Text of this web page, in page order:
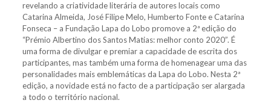
revelando a criatividade literária de autores locais como
Catarina Almeida, José Filipe Melo, Humberto Fonte e Catarina
Fonseca – a Fundação Lapa do Lobo promove a 2ª edição do
“Prémio Albertino dos Santos Matias: melhor conto 2020”. É
uma forma de divulgar e premiar a capacidade de escrita dos
participantes, mas também uma forma de homenagear uma das
personalidades mais emblemáticas da Lapa do Lobo. Nesta 2ª
edição, a novidade está no facto de a participação ser alargada
a todo o território nacional.